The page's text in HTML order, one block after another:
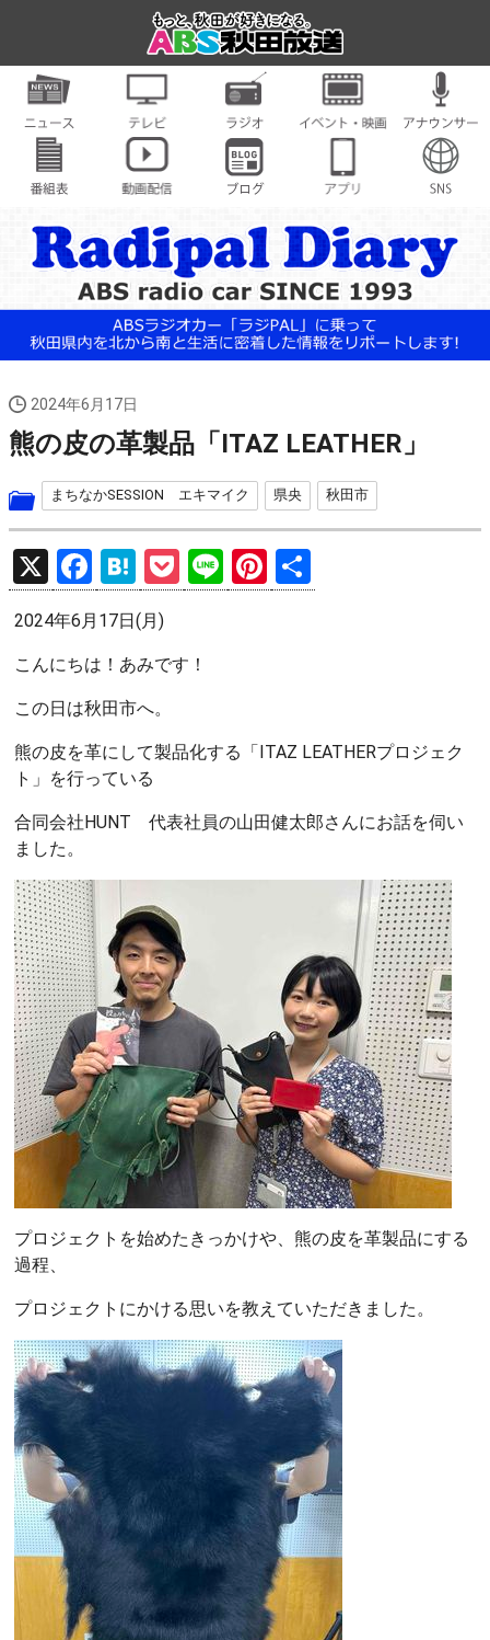
2024年6月17日
熊の皮の革製品「ITAZ LEATHER」
まちなかSESSION エキマイク 県央 秋田市
X
F
a
ce
b
o
o
k
H
at
e
n
a
P
o
et
Li
n
Pi
nt 有
2024年6月17日(月)
こんにちは！あみです！
この日は秋田市へ。
熊の皮を革にして製品化する「ITAZ LEATHERプロジェク
ト」を行っている
合同会社HUNT 代表社員の山田健太郎さんにお話を伺い
ました。
プロジェクトを始めたきっかけや、熊の皮を革製品にする
過程、
プロジェクトにかける思いを教えていただきました。